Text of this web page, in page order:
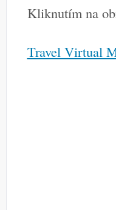
Kliknutím na
Travel Virtual